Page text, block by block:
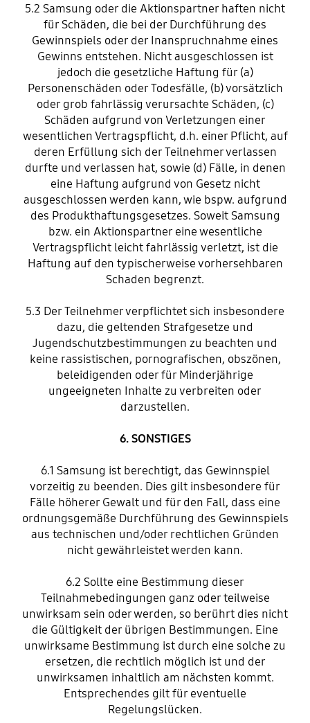
5.2 Samsung oder die Aktionspartner haften nicht
für Schäden, die bei der Durchführung des
Gewinnspiels oder der Inanspruchnahme eines
Gewinns entstehen. Nicht ausgeschlossen ist
jedoch die gesetzliche Haftung für (a)
Personenschäden oder Todesfälle, (b) vorsätzlich
oder grob fahrlässig verursachte Schäden, (c)
Schäden aufgrund von Verletzungen einer
wesentlichen Vertragspflicht, d.h. einer Pflicht, auf
deren Erfüllung sich der Teilnehmer verlassen
durfte und verlassen hat, sowie (d) Fälle, in denen
eine Haftung aufgrund von Gesetz nicht
ausgeschlossen werden kann, wie bspw. aufgrund
des Produkthaftungsgesetzes. Soweit Samsung
bzw. ein Aktionspartner eine wesentliche
Vertragspflicht leicht fahrlässig verletzt, ist die
Haftung auf den typischerweise vorhersehbaren
Schaden begrenzt.
5.3 Der Teilnehmer verpflichtet sich insbesondere
dazu, die geltenden Strafgesetze und
Jugendschutzbestimmungen zu beachten und
keine rassistischen, pornografischen, obszönen,
beleidigenden oder für Minderjährige
ungeeigneten Inhalte zu verbreiten oder
darzustellen.
6. SONSTIGES
6.1 Samsung ist berechtigt, das Gewinnspiel
vorzeitig zu beenden. Dies gilt insbesondere für
Fälle höherer Gewalt und für den Fall, dass eine
ordnungsgemäße Durchführung des Gewinnspiels
aus technischen und/oder rechtlichen Gründen
nicht gewährleistet werden kann.
6.2 Sollte eine Bestimmung dieser
Teilnahmebedingungen ganz oder teilweise
unwirksam sein oder werden, so berührt dies nicht
die Gültigkeit der übrigen Bestimmungen. Eine
unwirksame Bestimmung ist durch eine solche zu
ersetzen, die rechtlich möglich ist und der
unwirksamen inhaltlich am nächsten kommt.
Entsprechendes gilt für eventuelle
Regelungslücken.